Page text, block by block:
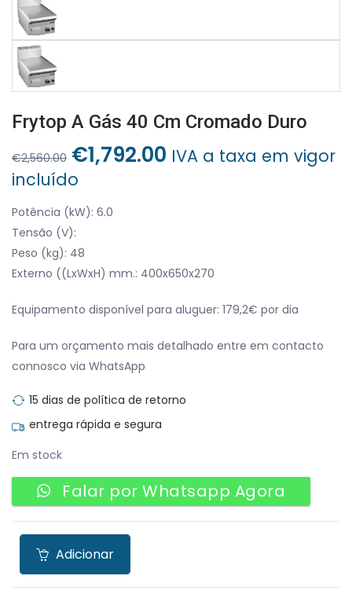
Frytop A Gás 40 Cm Cromado Duro
€2,560.00 O
preço
original
era:
€2,560.00.
€1,792.00 O
IVA a taxa em vigor
incluído
Potência (kW): 6.0
Tensão (V):
Peso (kg): 48
Externo ((LxWxH) mm.: 400x650x270
Equipamento disponível para aluguer: 179,2€ por dia
Para um orçamento mais detalhado entre em contacto
connosco via WhatsApp
15 dias de política de retorno
entrega rápida e segura
Em stock
Falar por Whatsapp Agora
Adicionar